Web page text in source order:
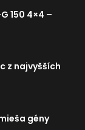
150 4×4 –
z najvyšších
gény